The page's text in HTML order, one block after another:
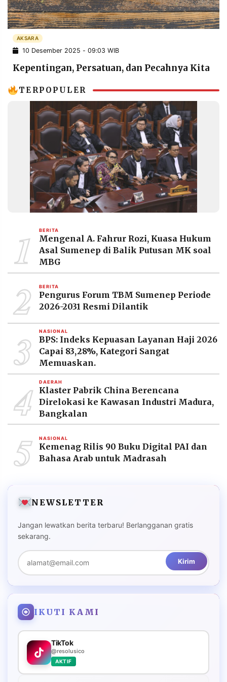
POLICY WARGA
INFORMASI
IKLAN
KIRIM
PENGADUAN TERM
OF
SERVICE
IKUTI
KAMI
PRAMUDITA
Resolusi.co
-
2026
PT.
RESOLUSI
PRAMUDITA
AKSARA
10 Desember 2025 - 09:03 WIB
Kepentingan, Persatuan, dan Pecahnya Kita
TERPOPULER
1 BERITA
Mengenal A. Fahrur Rozi, Kuasa Hukum
Asal Sumenep di Balik Putusan MK soal
MBG
2 BERITA
Pengurus Forum TBM Sumenep Periode
2026-2031 Resmi Dilantik
3 NASIONAL
BPS: Indeks Kepuasan Layanan Haji 2026
Capai 83,28%, Kategori Sangat
Memuaskan.
4 DAERAH
Klaster Pabrik China Berencana
Direlokasi ke Kawasan Industri Madura,
Bangkalan
5 NASIONAL
Kemenag Rilis 90 Buku Digital PAI dan
Bahasa Arab untuk Madrasah
NEWSLETTER
Jangan lewatkan berita terbaru! Berlangganan gratis
sekarang.
Kirim
IKUTI KAMI
TikTok
@resolusico
AKTIF